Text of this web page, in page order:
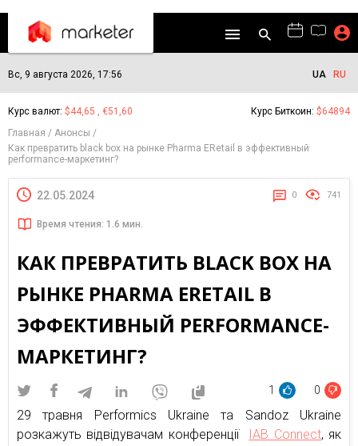
Вс, 9 августа 2026, 17:56 UA RU
Курс валют: $44,65 , €51,60 Курс Биткоин: $64894
Главная
Анонсы
Как превратить black box на рынке Pharma ERetail в эффективный
performance-маркетинг?
22.05.2024 0 741
Время чтения: 1.6 мин.
КАК ПРЕВРАТИТЬ BLACK BOX НА
РЫНКЕ PHARMA ERETAIL В
ЭФФЕКТИВНЫЙ PERFORMANCE-
МАРКЕТИНГ?
1 0
29 травня Performics Ukraine та Sandoz Ukraine
розкажуть відвідувачам конференції IAB Connect, як